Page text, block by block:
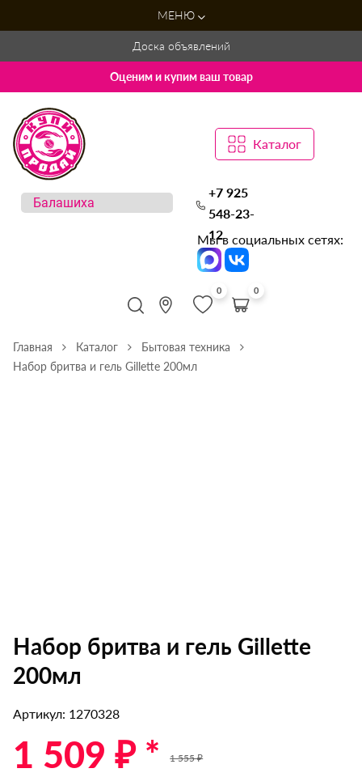
МЕНЮ
Доска объявлений
Оценим и купим ваш товар
Каталог
+7 925
548-23-
12
Мы в социальных сетях:
0 0
Главная Каталог
Бытовая техника
Набор бритва и гель Gillette 200мл
Набор бритва и гель Gillette
200мл
Артикул: 1270328
1 509 ₽ * 1 555 ₽